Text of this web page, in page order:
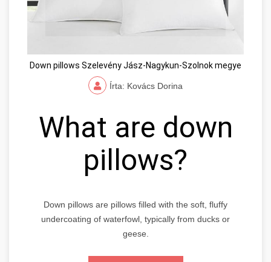
Down pillows Szelevény Jász-Nagykun-Szolnok megye
Írta: Kovács Dorina
What are down
pillows?
Down pillows are pillows filled with the soft, fluffy
undercoating of waterfowl, typically from ducks or
geese.